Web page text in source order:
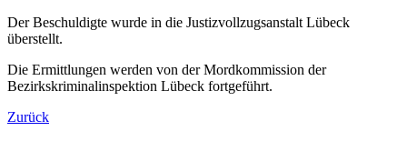
Der Beschuldigte wurde in die Justizvollzugsanstalt Lübeck
überstellt.
Die Ermittlungen werden von der Mordkommission der
Bezirkskriminalinspektion Lübeck fortgeführt.
Zurück